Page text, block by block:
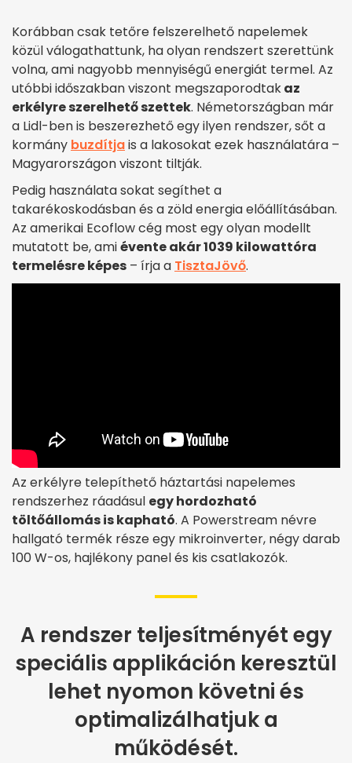
Korábban csak tetőre felszerelhető napelemek
közül válogathattunk, ha olyan rendszert szerettünk
volna, ami nagyobb mennyiségű energiát termel. Az
utóbbi időszakban viszont megszaporodtakaz
erkélyre szerelhető szettek. Németországban már
a Lidl-ben is beszerezhető egy ilyen rendszer, sőt a
kormány buzdítjais a lakosokat ezek használatára –
Magyarországon viszont tiltják.
Pedig használata sokat segíthet a
takarékoskodásban és a zöld energia előállításában.
Az amerikai Ecoflow cég most egy olyan modellt
mutatott be, amiévente akár 1039 kilowattóra
termelésre képes – írja a TisztaJövő.
Az erkélyre telepíthető háztartási napelemes
rendszerhez ráadásul egy hordozható
töltőállomás is kapható. A Powerstream névre
hallgató termék része egy mikroinverter, négy darab
100 W-os, hajlékony panel és kis csatlakozók.
A rendszer teljesítményét egy
speciális applikáción keresztül
lehet nyomon követni és
optimalizálhatjuk a
működését.